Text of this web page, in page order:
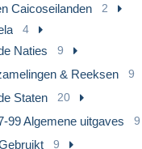
Caicoseilanden 2
4
Naties 9
& Reeksen 9
Staten 20
99 Algemene uitgaves 9
9